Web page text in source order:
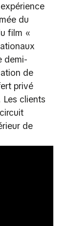
du
film «
demi-
de
privé
Les clients
de